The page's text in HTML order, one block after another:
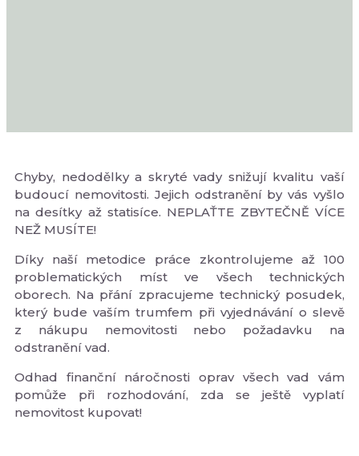
Chyby, nedodělky a skryté vady snižují kvalitu vaší
budoucí nemovitosti. Jejich odstranění by vás vyšlo
na desítky až statisíce. NEPLAŤTE ZBYTEČNĚ VÍCE
NEŽ MUSÍTE!
Díky naší metodice práce zkontrolujeme až 100
problematických míst ve všech technických
oborech. Na přání zpracujeme technický posudek,
který bude vaším trumfem při vyjednávání o slevě
z nákupu nemovitosti nebo požadavku na
odstranění vad.
Odhad finanční náročnosti oprav všech vad vám
pomůže při rozhodování, zda se ještě vyplatí
nemovitost kupovat!